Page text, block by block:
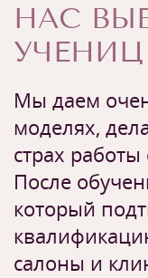
НАС
Мы даем
моделях,
страх
После
который
салоны и